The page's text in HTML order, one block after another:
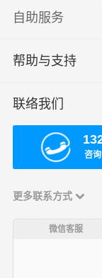
自助服务
帮助与支持
联络我们
咨询
更多联系方式
微信客服